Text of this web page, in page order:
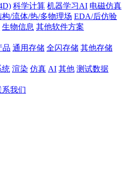
科学计算 机器学习AI 电磁仿真
构/流体/热/多物理场 EDA/后仿验
生物信息 其他软件方案
品 通用存储 全闪存储 其他存储
统 渲染 仿真 AI 其他 测试数据
系我们